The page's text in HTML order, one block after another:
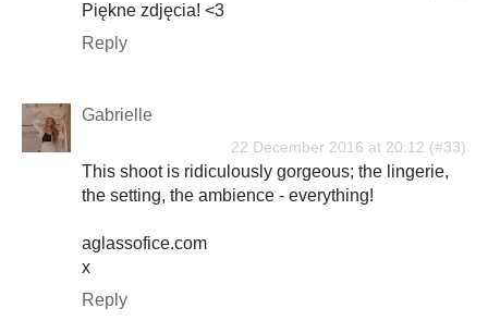
Piękne zdjęcia! <3
Reply
Gabrielle
22 December 2016 at 20:12
This shoot is ridiculously gorgeous; the lingerie,
the setting, the ambience - everything!
aglassofice.com
x
Reply